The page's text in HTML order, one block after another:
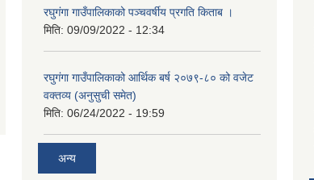
रघुगंगा गाउँपालिकाको पञ्चवर्षीय प्रगति किताब ।
मिति: 09/09/2022 - 12:34
रघुगंगा गाउँपालिकाको आर्थिक बर्ष २०७९-८० को वजेट
वक्तव्य (अनुसुची समेत)
मिति: 06/24/2022 - 19:59
अन्य